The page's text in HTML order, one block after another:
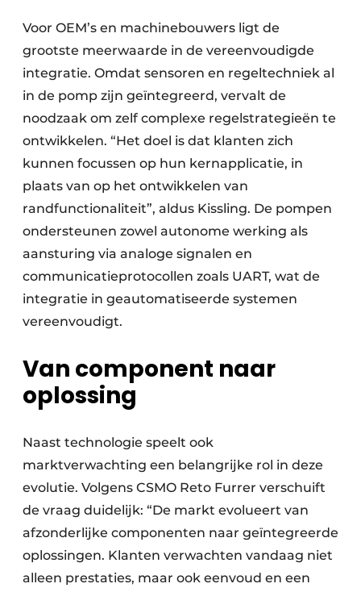
Voor OEM’s en machinebouwers ligt de
grootste meerwaarde in de vereenvoudigde
integratie. Omdat sensoren en regeltechniek al
in de pomp zijn geïntegreerd, vervalt de
noodzaak om zelf complexe regelstrategieën te
ontwikkelen. “Het doel is dat klanten zich
kunnen focussen op hun kernapplicatie, in
plaats van op het ontwikkelen van
randfunctionaliteit”, aldus Kissling. De pompen
ondersteunen zowel autonome werking als
aansturing via analoge signalen en
communicatieprotocollen zoals UART, wat de
integratie in geautomatiseerde systemen
vereenvoudigt.
Van component naar
oplossing
Naast technologie speelt ook
marktverwachting een belangrijke rol in deze
evolutie. Volgens CSMO Reto Furrer verschuift
de vraag duidelijk: “De markt evolueert van
afzonderlijke componenten naar geïntegreerde
oplossingen. Klanten verwachten vandaag niet
alleen prestaties, maar ook eenvoud en een